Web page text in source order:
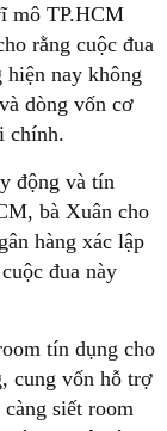
mô TP.HCM
rằng cuộc đua
hiện nay không
dòng vốn cơ
chính.
động và tín
bà Xuân cho
hàng xác lập
đua này
tín dụng cho
cung vốn hỗ trợ
siết room